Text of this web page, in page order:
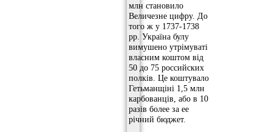
млн становило
Величезне цифру. До
того ж у 1737-1738
рр. Україна булу
вимушено утрімуваті
власним коштом від
50 до 75 российских
полків. Це коштувало
Гетьманщіні 1,5 млн
карбованців, або в 10
разів более за ее
річний бюджет.